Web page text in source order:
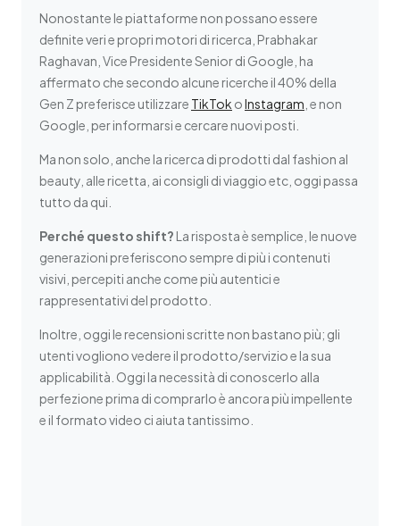
Nonostante le piattaforme non possano essere
definite veri e propri motori di ricerca, Prabhakar
Raghavan, Vice Presidente Senior di Google, ha
affermato che secondo alcune ricerche il 40% della
Gen Z preferisce utilizzare TikTok oInstagram , e non
Google, per informarsi e cercare nuovi posti.
Ma non solo, anche la ricerca di prodotti dal fashion al
beauty, alle ricetta, ai consigli di viaggio etc, oggi passa
tutto da qui.
Perché questo shift? La risposta è semplice, le nuove
generazioni preferiscono sempre di più i contenuti
visivi, percepiti anche come più autentici e
rappresentativi del prodotto.
Inoltre, oggi le recensioni scritte non bastano più; gli
utenti vogliono vedere il prodotto/servizio e la sua
applicabilità. Oggi la necessità di conoscerlo alla
perfezione prima di comprarlo è ancora più impellente
e il formato video ci aiuta tantissimo.